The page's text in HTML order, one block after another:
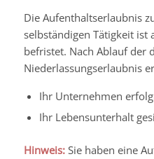
Die Aufenthaltserlaubnis
selbständigen Tätigkeit ist
befristet. Nach Ablauf der
Niederlassungserlaubnis
Ihr Unternehmen
Ihr Lebensunterhalt
Hinweis:Sie haben eine